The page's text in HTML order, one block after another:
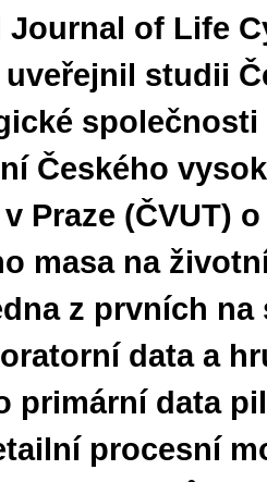
Journal of Life
studii
společnosti
Českého
Praze (ČVUT)
masa na
z prvních na
data a
primární data
procesní